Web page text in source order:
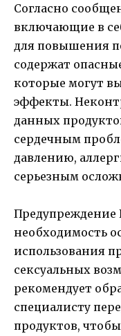
Согласно
включающие в
для повышения
содержат
которые могут
эффекты.
данных
сердечным
давлению,
серьезным
Предупреждение
необходимость
использования
сексуальных
рекомендует
специалисту
продуктов,